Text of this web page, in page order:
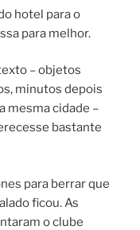
hotel para o
para melhor.
– objetos
minutos depois
mesma cidade –
bastante
para berrar que
ficou. As
o clube